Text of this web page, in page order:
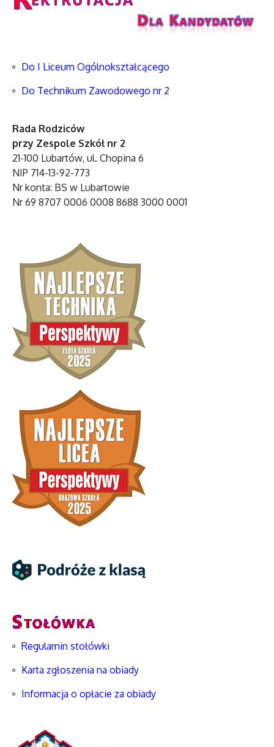
Do I Liceum Ogólnokształcącego
Do Technikum Zawodowego nr 2
Rada Rodziców
przy Zespole Szkół nr 2
21-100 Lubartów, ul. Chopina 6
NIP 714-13-92-773
Nr konta: BS w Lubartowie
Nr 69 8707 0006 0008 8688 3000 0001
Regulamin stołówki
Karta zgłoszenia na obiady
Informacja o opłacie za obiady